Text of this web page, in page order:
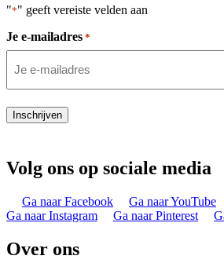
"*" geeft vereiste velden aan
Je e-mailadres *
Inschrijven
Volg ons op sociale media
Ga naar Facebook Ga naar YouTube
Ga naar Instagram
Ga naar Pinterest
Over ons